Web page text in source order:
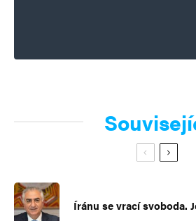
Íránu se vrací svoboda.